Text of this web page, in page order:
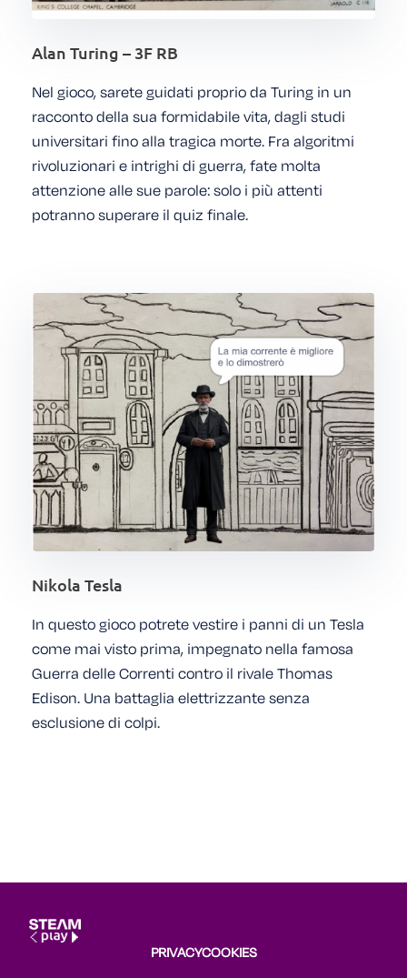
Alan Turing – 3F RB
Nel gioco, sarete guidati proprio da Turing in un
racconto della sua formidabile vita, dagli studi
universitari fino alla tragica morte. Fra algoritmi
rivoluzionari e intrighi di guerra, fate molta
attenzione alle sue parole: solo i più attenti
potranno superare il quiz finale.
Nikola Tesla
In questo gioco potrete vestire i panni di un Tesla
come mai visto prima, impegnato nella famosa
Guerra delle Correnti contro il rivale Thomas
Edison. Una battaglia elettrizzante senza
esclusione di colpi.
PRIVACYCOOKIES